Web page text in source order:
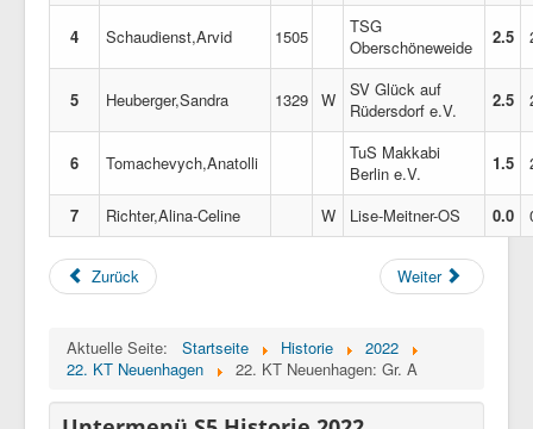
4 Schaudienst,Arvid 1505
TSG
Oberschöneweide
2.5
5 Heuberger,Sandra 1329 W
SV Glück auf
Rüdersdorf e.V.
2.5
6 Tomachevych,Anatolli
TuS Makkabi
Berlin e.V.
1.5
7 Richter,Alina-Celine W Lise-Meitner-OS 0.0
Zurück Weiter
Aktuelle Seite: Startseite Historie
2022
22. KT Neuenhagen
22. KT Neuenhagen: Gr. A